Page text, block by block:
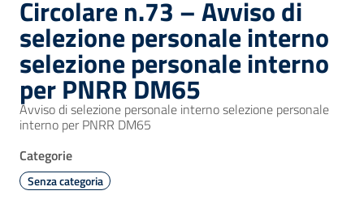
Circolare n.73 – Avviso di
selezione personale interno
selezione personale interno
per PNRR DM65
Avviso di selezione personale interno selezione personale
interno per PNRR DM65
Categorie
Senza categoria